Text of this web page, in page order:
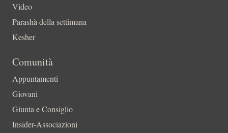
Video
Parashà della settimana
Kesher
Comunità
Appuntamenti
Giovani
Giunta e Consiglio
Insider-Associazioni